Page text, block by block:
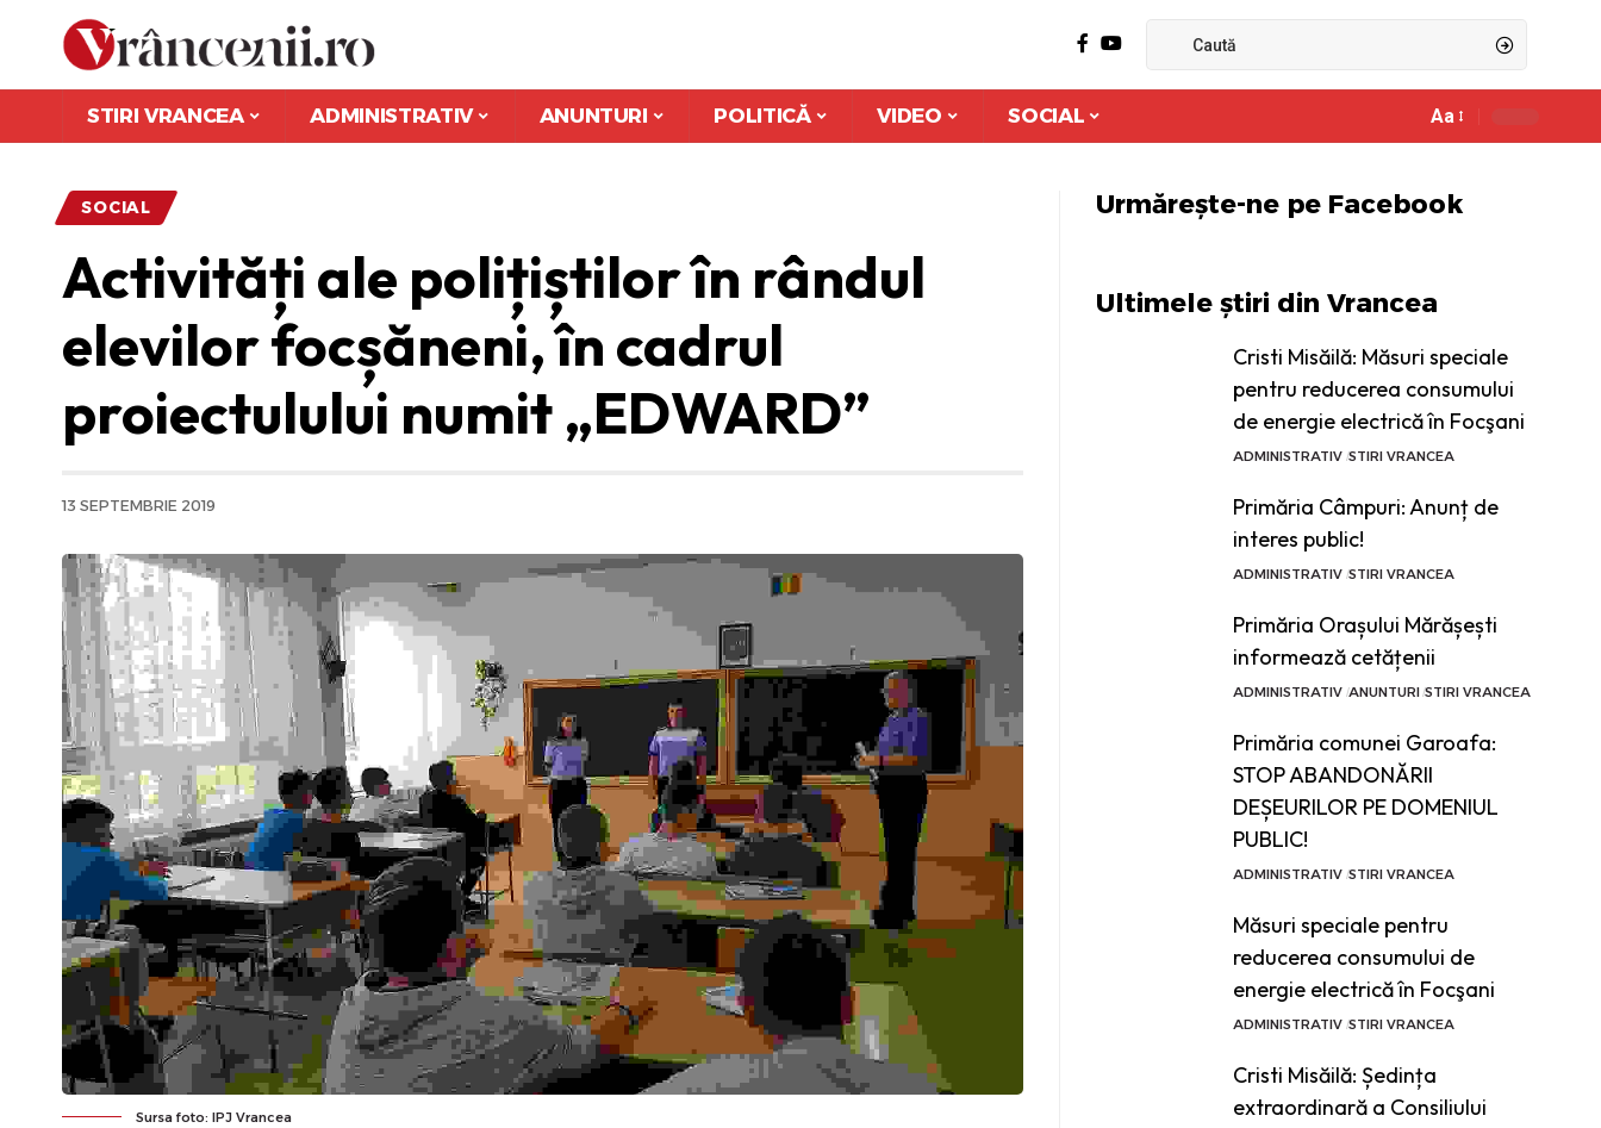
STIRI VRANCEA ADMINISTRATIV ANUNTURI POLITICĂ VIDEO SOCIAL
Ajustor
font
Aa
SOCIAL
Activități ale polițiștilor în rândul
elevilor focșăneni, în cadrul
proiectulului numit „EDWARD”
13 SEPTEMBRIE 2019
Sursa foto: IPJ Vrancea
Urmărește-ne pe Facebook
Ultimele știri din Vrancea
Cristi Misăilă: Măsuri speciale
pentru reducerea consumului
de energie electrică în Focşani
ADMINISTRATIV STIRI VRANCEA
Primăria Câmpuri: Anunț de
interes public!
ADMINISTRATIV STIRI VRANCEA
Primăria Orașului Mărășești
informează cetățenii
ADMINISTRATIV ANUNTURI STIRI VRANCEA
Primăria comunei Garoafa:
STOP ABANDONĂRII
DEȘEURILOR PE DOMENIUL
PUBLIC!
ADMINISTRATIV STIRI VRANCEA
Măsuri speciale pentru
reducerea consumului de
energie electrică în Focşani
ADMINISTRATIV STIRI VRANCEA
Cristi Misăilă: Ședința
extraordinară a Consiliului